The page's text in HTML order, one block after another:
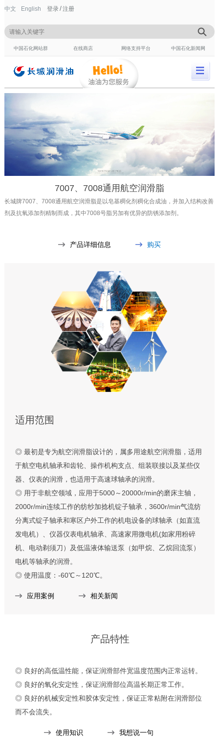
中文 English 登录/注册
中国石化网站群 在线商店 网络支持平台 中国石化新闻网
7007、7008通用航空润滑脂
长城牌7007、7008通用航空润滑脂是以皂基稠化剂稠化合成油，并加入结构改善
剂及抗氧添加剂精制而成，其中7008号脂另加有优异的防锈添加剂。
产品详细信息 购买
适用范围
◎ 最初是专为航空润滑脂设计的，属多用途航空润滑脂，适用
于航空电机轴承和齿轮、操作机构支点、组装联接以及某些仪
器、仪表的润滑，也适用于高速球轴承的润滑。
◎ 用于非航空领域，应用于5000～20000r/min的磨床主轴，
2000r/min连续工作的纺纱加捻机锭子轴承，3600r/min气流纺
分离式锭子轴承和寒区户外工作的机电设备的球轴承（如直流
发电机）、仪器仪表电机轴承、高速家用微电机(如家用粉碎
机、电动剃须刀）及低温液体输送泵（如甲烷、乙烷回流泵）
电机等轴承的润滑。
◎ 使用温度：-60℃～120℃。
应用案例 相关新闻
产品特性
◎ 良好的高低温性能，保证润滑部件宽温度范围内正常运转。
◎ 良好的氧化安定性，保证润滑部位高温长期正常工作。
◎ 良好的机械安定性和胶体安定性，保证正常粘附在润滑部位
而不会流失。
使用知识 我想说一句